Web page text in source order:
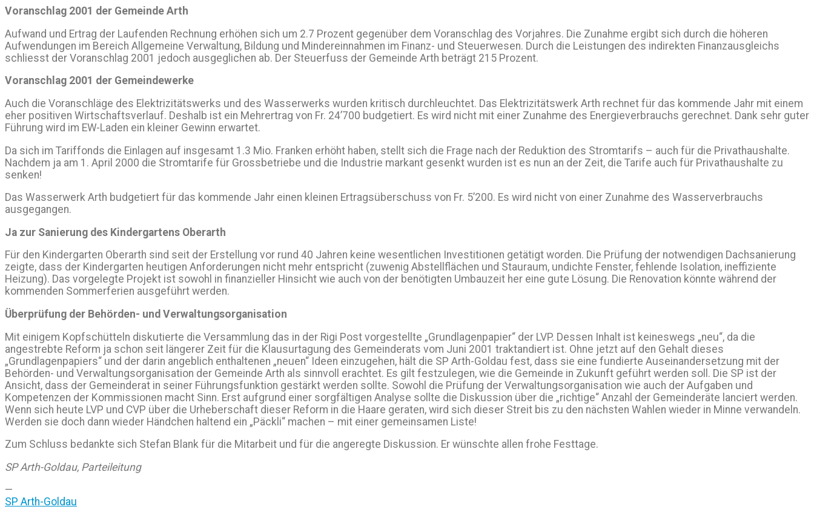
Voranschlag 2001 der Gemeinde Arth
Aufwand und Ertrag der Laufenden Rechnung erhöhen sich um 2.7 Prozent gegenüber dem Voranschlag des Vorjahres. Die Zunahme ergibt sich durch die höheren
Aufwendungen im Bereich Allgemeine Verwaltung, Bildung und Mindereinnahmen im Finanz- und Steuerwesen. Durch die Leistungen des indirekten Finanzausgleichs
schliesst der Voranschlag 2001 jedoch ausgeglichen ab. Der Steuerfuss der Gemeinde Arth beträgt 215 Prozent.
Voranschlag 2001 der Gemeindewerke
Auch die Voranschläge des Elektrizitätswerks und des Wasserwerks wurden kritisch durchleuchtet. Das Elektrizitätswerk Arth rechnet für das kommende Jahr mit einem
eher positiven Wirtschaftsverlauf. Deshalb ist ein Mehrertrag von Fr. 24’700 budgetiert. Es wird nicht mit einer Zunahme des Energieverbrauchs gerechnet. Dank sehr guter
Führung wird im EW-Laden ein kleiner Gewinn erwartet.
Da sich im Tariffonds die Einlagen auf insgesamt 1.3 Mio. Franken erhöht haben, stellt sich die Frage nach der Reduktion des Stromtarifs – auch für die Privathaushalte.
Nachdem ja am 1. April 2000 die Stromtarife für Grossbetriebe und die Industrie markant gesenkt wurden ist es nun an der Zeit, die Tarife auch für Privathaushalte zu
senken!
Das Wasserwerk Arth budgetiert für das kommende Jahr einen kleinen Ertragsüberschuss von Fr. 5’200. Es wird nicht von einer Zunahme des Wasserverbrauchs
ausgegangen.
Ja zur Sanierung des Kindergartens Oberarth
Für den Kindergarten Oberarth sind seit der Erstellung vor rund 40 Jahren keine wesentlichen Investitionen getätigt worden. Die Prüfung der notwendigen Dachsanierung
zeigte, dass der Kindergarten heutigen Anforderungen nicht mehr entspricht (zuwenig Abstellflächen und Stauraum, undichte Fenster, fehlende Isolation, ineffiziente
Heizung). Das vorgelegte Projekt ist sowohl in finanzieller Hinsicht wie auch von der benötigten Umbauzeit her eine gute Lösung. Die Renovation könnte während der
kommenden Sommerferien ausgeführt werden.
Überprüfung der Behörden- und Verwaltungsorganisation
Mit einigem Kopfschütteln diskutierte die Versammlung das in der Rigi Post vorgestellte „Grundlagenpapier“ der LVP. Dessen Inhalt ist keineswegs „neu“, da die
angestrebte Reform ja schon seit längerer Zeit für die Klausurtagung des Gemeinderats vom Juni 2001 traktandiert ist. Ohne jetzt auf den Gehalt dieses
„Grundlagenpapiers“ und der darin angeblich enthaltenen „neuen“ Ideen einzugehen, hält die SP Arth-Goldau fest, dass sie eine fundierte Auseinandersetzung mit der
Behörden- und Verwaltungsorganisation der Gemeinde Arth als sinnvoll erachtet. Es gilt festzulegen, wie die Gemeinde in Zukunft geführt werden soll. Die SP ist der
Ansicht, dass der Gemeinderat in seiner Führungsfunktion gestärkt werden sollte. Sowohl die Prüfung der Verwaltungsorganisation wie auch der Aufgaben und
Kompetenzen der Kommissionen macht Sinn. Erst aufgrund einer sorgfältigen Analyse sollte die Diskussion über die „richtige“ Anzahl der Gemeinderäte lanciert werden.
Wenn sich heute LVP und CVP über die Urheberschaft dieser Reform in die Haare geraten, wird sich dieser Streit bis zu den nächsten Wahlen wieder in Minne verwandeln.
Werden sie doch dann wieder Händchen haltend ein „Päckli“ machen – mit einer gemeinsamen Liste!
Zum Schluss bedankte sich Stefan Blank für die Mitarbeit und für die angeregte Diskussion. Er wünschte allen frohe Festtage.
SP Arth-Goldau, Parteileitung
—
SP Arth-Goldau